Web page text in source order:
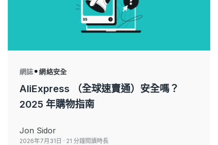
網誌 網絡安全
AliExpress （全球速賣通）安全嗎？
2025 年購物指南
Jon Sidor
2026年7月31日 · 21 分鐘閱讀時長